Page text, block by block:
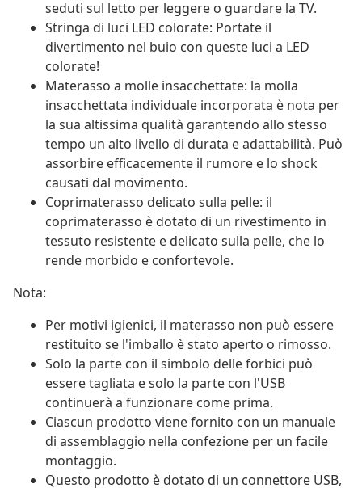
seduti sul letto per leggere o guardare la TV.
Stringa di luci LED colorate: Portate il
divertimento nel buio con queste luci a LED
colorate!
Materasso a molle insacchettate: la molla
insacchettata individuale incorporata è nota per
la sua altissima qualità garantendo allo stesso
tempo un alto livello di durata e adattabilità. Può
assorbire efficacemente il rumore e lo shock
causati dal movimento.
Coprimaterasso delicato sulla pelle: il
coprimaterasso è dotato di un rivestimento in
tessuto resistente e delicato sulla pelle, che lo
rende morbido e confortevole.
Nota:
Per motivi igienici, il materasso non può essere
restituito se l'imballo è stato aperto o rimosso.
Solo la parte con il simbolo delle forbici può
essere tagliata e solo la parte con l'USB
continuerà a funzionare come prima.
Ciascun prodotto viene fornito con un manuale
di assemblaggio nella confezione per un facile
montaggio.
Questo prodotto è dotato di un connettore USB,